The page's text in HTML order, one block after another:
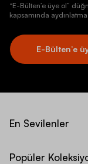
“E-Bülten’e üye ol”
kapsamında
E-Bülten’e
En Sevilenler
Popüler